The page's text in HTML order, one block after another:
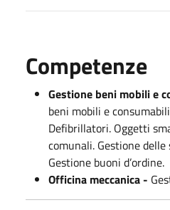
Competenze
Gestione beni mobili e
beni mobili e
Defibrillatori. Oggetti
comunali. Gestione delle
Gestione buoni d’ordine.
Officina meccanica -